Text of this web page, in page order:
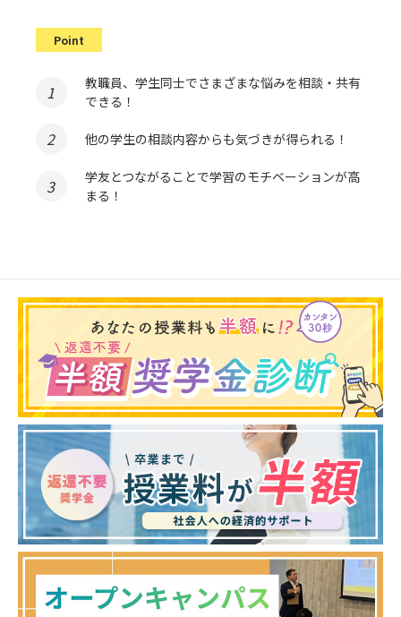
Point
教職員、学生同士でさまざまな悩みを相談・共有
できる！
他の学生の相談内容からも気づきが得られる！
学友とつながることで学習のモチベーションが高
まる！